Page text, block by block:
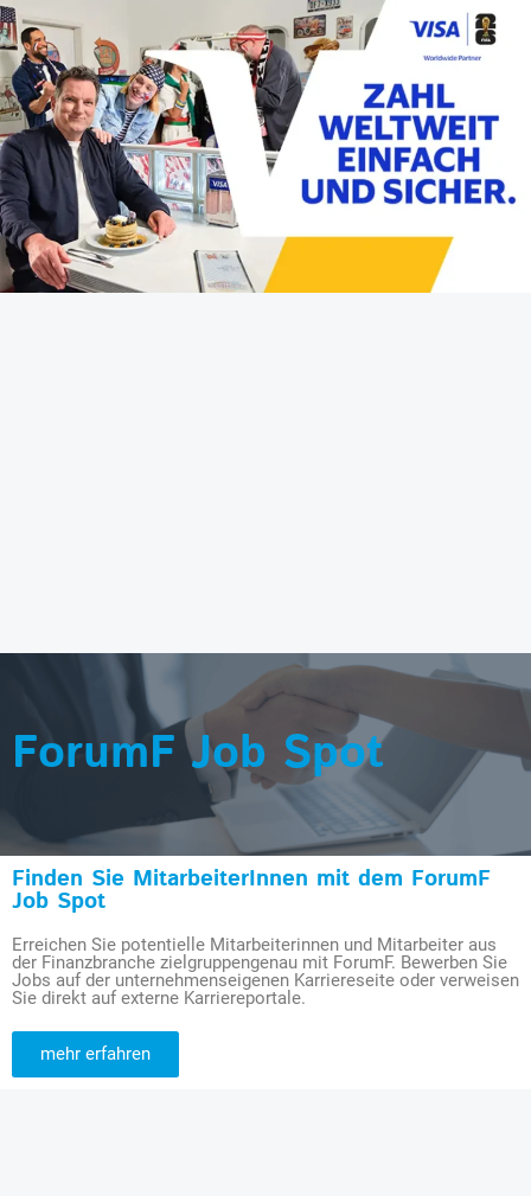
ForumF Job Spot
Finden Sie MitarbeiterInnen mit dem ForumF
Job Spot
Erreichen Sie potentielle Mitarbeiterinnen und Mitarbeiter aus
der Finanzbranche zielgruppengenau mit ForumF. Bewerben Sie
Jobs auf der unternehmenseigenen Karriereseite oder verweisen
Sie direkt auf externe Karriereportale.
mehr erfahren